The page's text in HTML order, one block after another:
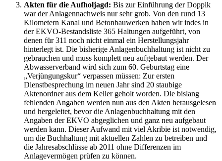
Akten für die Aufholjagd: Bis zur Einführung der Doppik
war der Anlagennachweis nur sehr grob. Von den rund 13
Kilometern Kanal und Betonbauwerken haben wir indes in
der EKVO-Bestandsliste 365 Haltungen aufgeführt, von
denen für 311 noch nicht einmal ein Herstellungsjahr
hinterlegt ist. Die bisherige Anlagenbuchhaltung ist nicht zu
gebrauchen und muss komplett neu aufgebaut werden. Der
Abwasserverband wird sich zum 60. Geburtstag eine
„Verjüngungskur“ verpassen müssen: Zur ersten
Dienstbesprechung im neuen Jahr sind 20 staubige
Aktenordner aus dem Keller geholt worden. Die bislang
fehlenden Angaben werden nun aus den Akten herausgelesen
und hergeleitet, bevor die Anlagenbuchhaltung mit den
Angaben der EKVO abgeglichen und ganz neu aufgebaut
werden kann. Dieser Aufwand mit viel Akribie ist notwendig,
um die Buchhaltung mit aktuellen Zahlen zu betreiben und
die Jahresabschlüsse ab 2011 ohne Differenzen im
Anlagevermögen prüfen zu können.